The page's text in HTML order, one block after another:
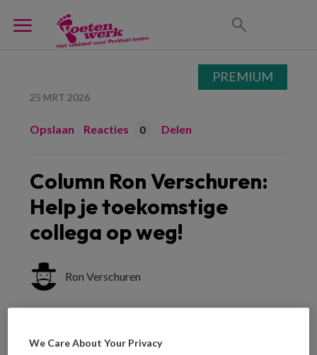
25 MRT 2026
Opslaan Reacties 0 Delen
Column Ron Verschuren:
Help je toekomstige
collega op weg!
Ron Verschuren
groeit. In een samenleving die
PREMIUM
We Care About Your Privacy